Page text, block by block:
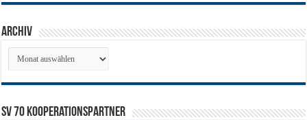
Archiv
Archiv
SV 70 Kooperationspartner